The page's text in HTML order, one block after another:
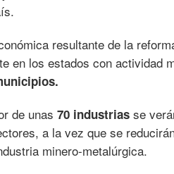
resultante de la
en los estados con actividad
de unas 70 industrias se
a la vez que se
minero-metalúrgica.